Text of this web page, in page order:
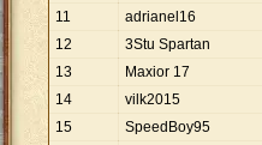
11
adrianel16
12
3Stu Spartan
13
Maxior 17
14
vilk2015
15
SpeedBoy95